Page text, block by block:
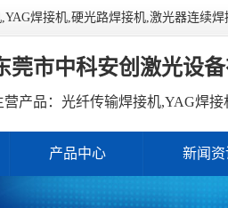
焊接机,硬光路焊接机,激光器连续
莞市中科安创激光设
营产品：光纤传输焊接机,YAG焊
产品中心 新闻资